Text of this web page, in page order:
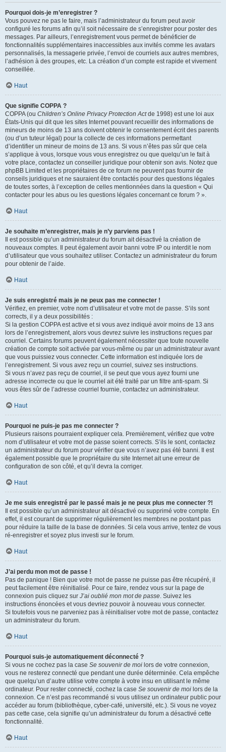
Pourquoi dois-je m’enregistrer ?
Vous pouvez ne pas le faire, mais l’administrateur du forum peut avoir
configuré les forums afin qu’il soit nécessaire de s’enregistrer pour poster des
messages. Par ailleurs, l’enregistrement vous permet de bénéficier de
fonctionnalités supplémentaires inaccessibles aux invités comme les avatars
personnalisés, la messagerie privée, l’envoi de courriels aux autres membres,
l’adhésion à des groupes, etc. La création d’un compte est rapide et vivement
conseillée.
Haut
Que signifie COPPA ?
COPPA (ou Children’s Online Privacy Protection Actde 1998) est une loi aux
États-Unis qui dit que les sites Internet pouvant recueillir des informations de
mineurs de moins de 13 ans doivent obtenir le consentement écrit des parents
(ou d’un tuteur légal) pour la collecte de ces informations permettant
d’identifier un mineur de moins de 13 ans. Si vous n’êtes pas sûr que cela
s’applique à vous, lorsque vous vous enregistrez ou que quelqu’un le fait à
votre place, contactez un conseiller juridique pour obtenir son avis. Notez que
phpBB Limited et les propriétaires de ce forum ne peuvent pas fournir de
conseils juridiques et ne sauraient être contactés pour des questions légales
de toutes sortes, à l’exception de celles mentionnées dans la question « Qui
contacter pour les abus ou les questions légales concernant ce forum ? ».
Haut
Je souhaite m’enregistrer, mais je n’y parviens pas !
Il est possible qu’un administrateur du forum ait désactivé la création de
nouveaux comptes. Il peut également avoir banni votre IP ou interdit le nom
d’utilisateur que vous souhaitez utiliser. Contactez un administrateur du forum
pour obtenir de l’aide.
Haut
Je suis enregistré mais je ne peux pas me connecter !
Vérifiez, en premier, votre nom d’utilisateur et votre mot de passe. S’ils sont
corrects, il y a deux possibilités :
Si la gestion COPPA est active et si vous avez indiqué avoir moins de 13 ans
lors de l’enregistrement, alors vous devrez suivre les instructions reçues par
courriel. Certains forums peuvent également nécessiter que toute nouvelle
création de compte soit activée par vous-même ou par un administrateur avant
que vous puissiez vous connecter. Cette information est indiquée lors de
l’enregistrement. Si vous avez reçu un courriel, suivez ses instructions.
Si vous n’avez pas reçu de courriel, il se peut que vous ayez fourni une
adresse incorrecte ou que le courriel ait été traité par un filtre anti-spam. Si
vous êtes sûr de l’adresse courriel fournie, contactez un administrateur.
Haut
Pourquoi ne puis-je pas me connecter ?
Plusieurs raisons pourraient expliquer cela. Premièrement, vérifiez que votre
nom d’utilisateur et votre mot de passe soient corrects. S’ils le sont, contactez
un administrateur du forum pour vérifier que vous n’avez pas été banni. Il est
également possible que le propriétaire du site Internet ait une erreur de
configuration de son côté, et qu’il devra la corriger.
Haut
Je me suis enregistré par le passé mais je ne peux plus me connecter ?!
Il est possible qu’un administrateur ait désactivé ou supprimé votre compte. En
effet, il est courant de supprimer régulièrement les membres ne postant pas
pour réduire la taille de la base de données. Si cela vous arrive, tentez de vous
ré-enregistrer et soyez plus investi sur le forum.
Haut
J’ai perdu mon mot de passe !
Pas de panique ! Bien que votre mot de passe ne puisse pas être récupéré, il
peut facilement être réinitialisé. Pour ce faire, rendez vous sur la page de
connexion puis cliquez sur J’ai oublié mon mot de passe. Suivez les
instructions énoncées et vous devriez pouvoir à nouveau vous connecter.
Si toutefois vous ne parveniez pas à réinitialiser votre mot de passe, contactez
un administrateur du forum.
Haut
Pourquoi suis-je automatiquement déconnecté ?
Si vous ne cochez pas la case Se souvenir de moi lors de votre connexion,
vous ne resterez connecté que pendant une durée déterminée. Cela empêche
que quelqu’un d’autre utilise votre compte à votre insu en utilisant le même
ordinateur. Pour rester connecté, cochez la case Se souvenir de moi lors de la
connexion. Ce n’est pas recommandé si vous utilisez un ordinateur public pour
accéder au forum (bibliothèque, cyber-café, université, etc.). Si vous ne voyez
pas cette case, cela signifie qu’un administrateur du forum a désactivé cette
fonctionnalité.
Haut